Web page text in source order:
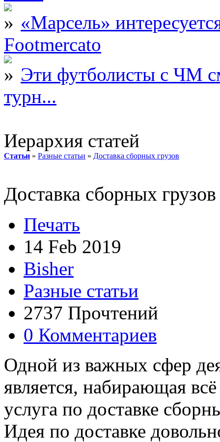
«Марсель»
Footmercato
Эти футболисты с ЧМ
турн...
Иерархия статей
Статьи » Разные статьи » Доставка сборных грузов
Доставка сборных грузов
Печать
14 Feb 2019
Bisher
Разные статьи
2737 Прочтений
0 Комментариев
Одной из важных сфер
является, набирающая
услуга по доставке
Идея по доставке